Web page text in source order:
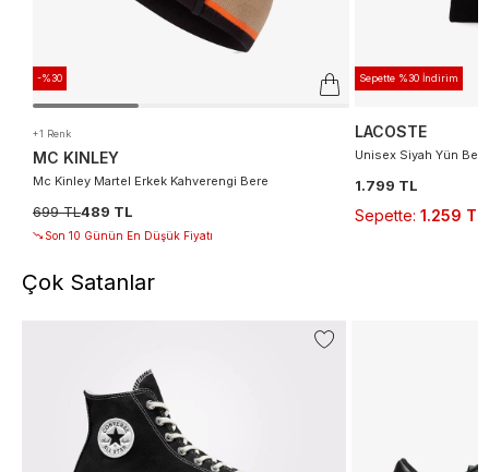
-%30
+1 Renk
MC KINLEY
Mc Kinley Martel Erkek Kahverengi Bere
699 TL489 TL
Son 10 Günün En Düşük Fiyatı
Sepette %30 İndirim
LACOSTE
Unisex Siyah Yün Bere
1.799 TL
Sepette: 1.259 TL
Çok Satanlar